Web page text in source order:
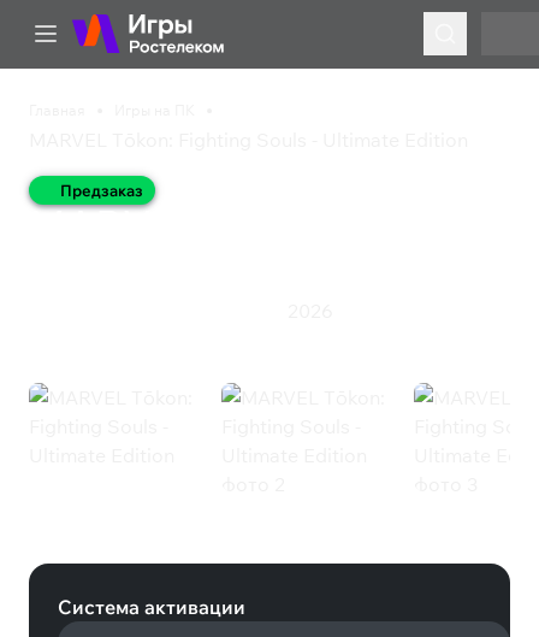
Предзаказ
MARVEL Tōkon: Fighting
Система активации